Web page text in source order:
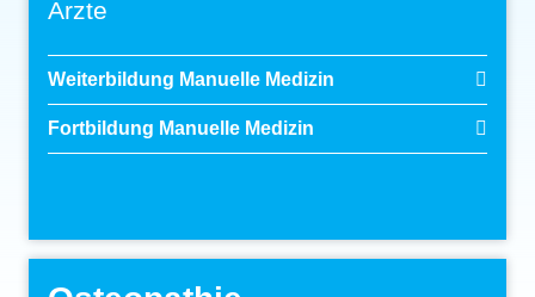
Ärzte
Weiterbildung Manuelle Medizin
Fortbildung Manuelle Medizin